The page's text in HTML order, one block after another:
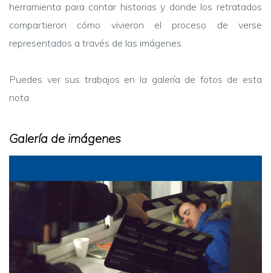
herramienta para contar historias y donde los retratados
compartieron cómo vivieron el proceso de verse
representados a través de las imágenes.
Puedes ver sus trabajos en la galería de fotos de esta
nota.
Galería de imágenes